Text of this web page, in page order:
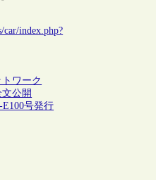
car/index.php?
トワーク
公開
号発行